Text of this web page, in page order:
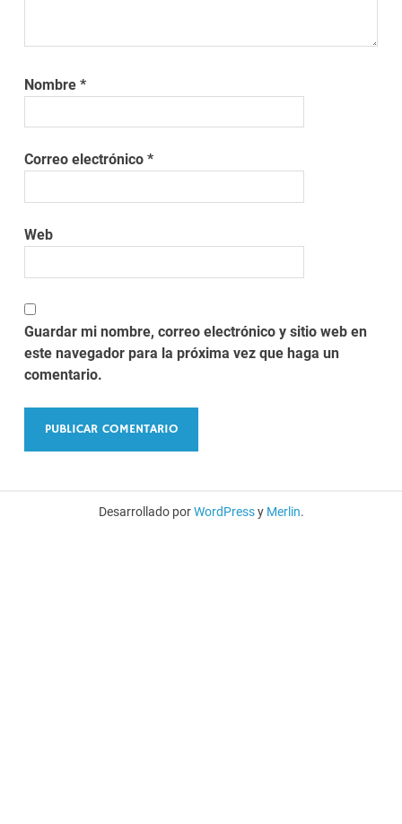
Nombre*
Correo electrónico*
Web
Guardar mi nombre, correo electrónico y sitio web en
este navegador para la próxima vez que haga un
comentario.
Desarrollado porWordPressy Merlin.